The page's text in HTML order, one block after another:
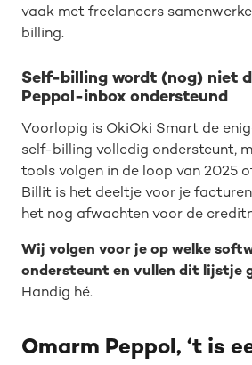
vaak met freelancers
billing.
Self-billing wordt (nog) niet
Peppol-inbox ondersteund
Voorlopig is OkiOki Smart de
self-billing volledig ondersteunt,
tools volgen in de loop van 2025
Billit is het deeltje voor je
het nog afwachten voor de
Wij volgen voor je op welke
ondersteunt en vullen dit lijstje
Handig hé.
Omarm Peppol, ‘t is